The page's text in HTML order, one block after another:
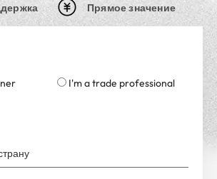
Прямое значение
I'm a trade professional